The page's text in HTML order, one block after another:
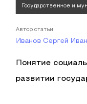
Государственное и
Автор статьи
Иванов Сергей
Понятие
развитии